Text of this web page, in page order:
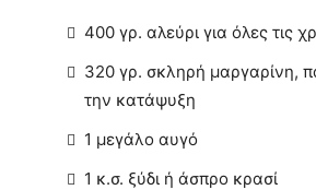
400 γρ. αλεύρι για όλες τις
320 γρ. σκληρή μαργαρίνη,
την κατάψυξη
1 μεγάλο αυγό
1 κ.σ. ξύδι ή άσπρο κρασί